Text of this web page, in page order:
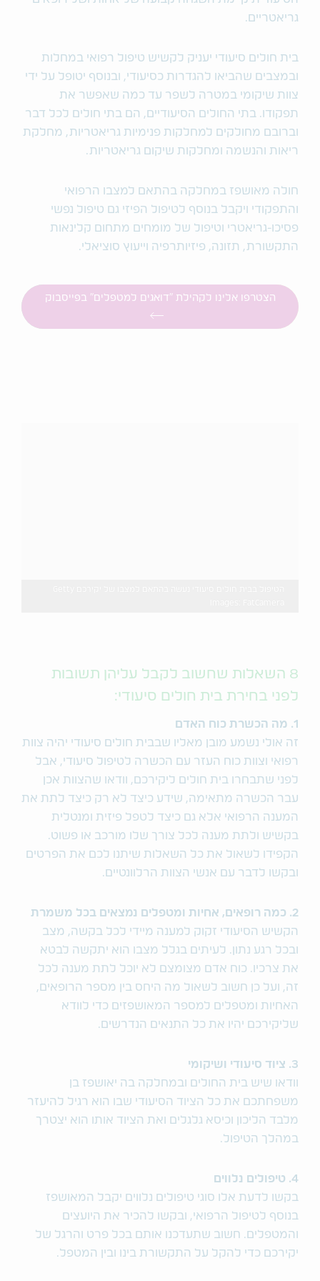
גריאטריים.
בית חולים סיעודי יעניק לקשיש טיפול רפואי במחלות
ובמצבים שהביאו להגדרות כסיעודי, ובנוסף יטופל על ידי
צוות שיקומי במטרה לשפר עד כמה שאפשר את
תפקודו. בתי החולים הסיעודיים, הם בתי חולים לכל דבר
וברובם מחולקים למחלקות פנימיות גריאטריות, מחלקת
ריאות והנשמה ומחלקות שיקום גריאטריות.
חולה מאושפז במחלקה בהתאם למצבו הרפואי
והתפקודי ויקבל בנוסף לטיפול הפיזי גם טיפול נפשי
פסיכו-גריאטרי וטיפול של מומחים מתחום קלינאות
התקשורת, תזונה, פיזיותרפיה וייעוץ סוציאלי.
הצטרפו אלינו לקהילת "דואגים למטפלים" בפייסבוק
8 השאלות שחשוב לקבל עליהן תשובות
לפני בחירת בית חולים סיעודי:
1. מה הכשרת כוח האדם
זה אולי נשמע מובן מאליו שבבית חולים סיעודי יהיה צוות
רפואי וצוות כוח העזר עם הכשרה לטיפול סיעודי, אבל
לפני שתבחרו בית חולים ליקירכם, וודאו שהצוות אכן
עבר הכשרה מתאימה, שידע כיצד לא רק כיצד לתת את
המענה הרפואי אלא גם כיצד לטפל פיזית ומנטלית
בקשיש ולתת מענה לכל צורך שלו מורכב או פשוט.
הקפידו לשאול את כל השאלות שיתנו לכם את הפרטים
ובקשו לדבר עם אנשי הצוות הרלוונטיים.
2. כמה רופאים, אחיות ומטפלים נמצאים בכל משמרת
הקשיש הסיעודי זקוק למענה מיידי לכל בקשה, מצב
ובכל רגע נתון. לעיתים בגלל מצבו הוא יתקשה לבטא
את צרכיו. כוח אדם מצומצם לא יוכל לתת מענה לכל
זה, ועל כן חשוב לשאול מה היחס בין מספר הרופאים,
האחיות ומטפלים למספר המאושפזים כדי לוודא
שליקירכם יהיו את כל התנאים הנדרשים.
3. ציוד סיעודי ושיקומי
וודאו שיש בית החולים ובמחלקה בה יאושפז בן
משפחתכם את כל הציוד הסיעודי שבו הוא רגיל להיעזר
מלבד הליכון וכיסא גלגלים ואת הציוד אותו הוא יצטרך
במהלך הטיפול.
4. טיפולים נלווים
בקשו לדעת אלו סוגי טיפולים נלווים יקבל המאושפז
בנוסף לטיפול הרפואי, ובקשו להכיר את היועצים
והמטפלים. חשוב שתעדכנו אותם בכל פרט והרגל של
יקירכם כדי להקל על התקשורת בינו ובין המטפל.